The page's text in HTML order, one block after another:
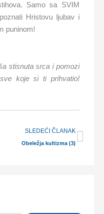
Samo sa SVIM
Hristovu ljubav i
puninom!
stisnuta srca i pomozi
koje si ti prihvatio!
SLEDEĆI ČLANAK
Obeležja kultizma (3)